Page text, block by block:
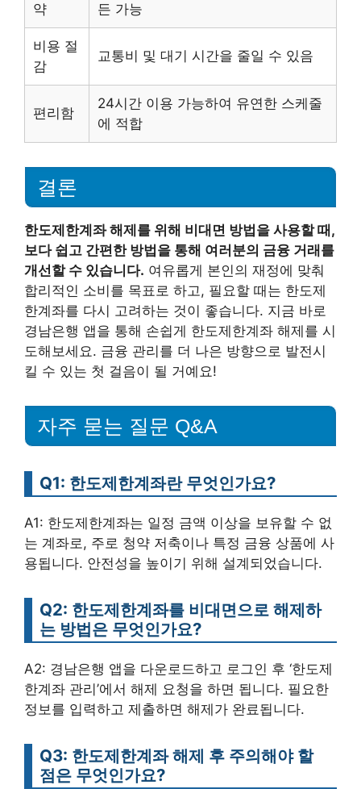
약
든 가능
비용 절
감
교통비 및 대기 시간을 줄일 수 있음
편리함
24시간 이용 가능하여 유연한 스케줄
에 적합
결론
한도제한계좌 해제를 위해 비대면 방법을 사용할 때,
보다 쉽고 간편한 방법을 통해 여러분의 금융 거래를
개선할 수 있습니다. 여유롭게 본인의 재정에 맞춰
합리적인 소비를 목표로 하고, 필요할 때는 한도제
한계좌를 다시 고려하는 것이 좋습니다. 지금 바로
경남은행 앱을 통해 손쉽게 한도제한계좌 해제를 시
도해보세요. 금융 관리를 더 나은 방향으로 발전시
킬 수 있는 첫 걸음이 될 거예요!
자주 묻는 질문 Q&A
Q1: 한도제한계좌란 무엇인가요?
A1: 한도제한계좌는 일정 금액 이상을 보유할 수 없
는 계좌로, 주로 청약 저축이나 특정 금융 상품에 사
용됩니다. 안전성을 높이기 위해 설계되었습니다.
Q2: 한도제한계좌를 비대면으로 해제하
는 방법은 무엇인가요?
A2: 경남은행 앱을 다운로드하고 로그인 후 ‘한도제
한계좌 관리’에서 해제 요청을 하면 됩니다. 필요한
정보를 입력하고 제출하면 해제가 완료됩니다.
Q3: 한도제한계좌 해제 후 주의해야 할
점은 무엇인가요?